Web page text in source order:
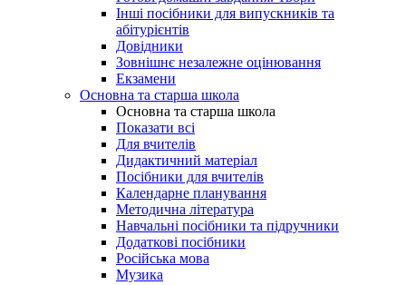
Інші посібники для випускників та
абітурієнтів
Довідники
Зовнішнє незалежне оцінювання
Екзамени
Основна та старша школа
Основна та старша школа
Показати всі
Для вчителів
Дидактичний матеріал
Посібники для вчителів
Календарне планування
Методична література
Навчальні посібники та підручники
Додаткові посібники
Російська мова
Музика